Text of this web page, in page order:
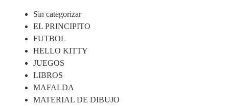
Sin categorizar
EL PRINCIPITO
FUTBOL
HELLO KITTY
JUEGOS
LIBROS
MAFALDA
MATERIAL DE DIBUJO